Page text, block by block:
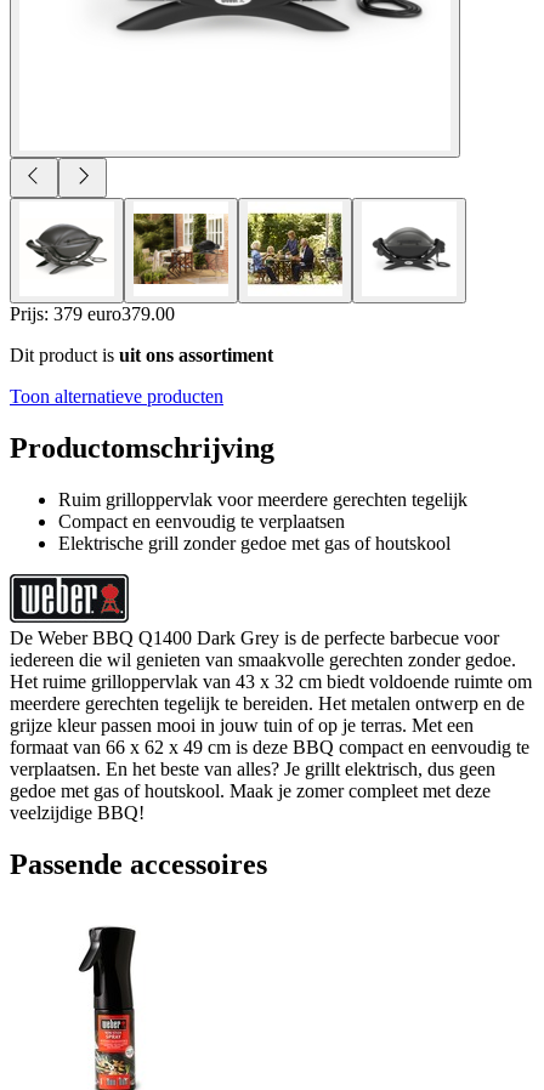
Prijs: 379 euro379.00
Dit product is uit ons assortiment
Toon alternatieve producten
Productomschrijving
Ruim grilloppervlak voor meerdere gerechten tegelijk
Compact en eenvoudig te verplaatsen
Elektrische grill zonder gedoe met gas of houtskool
De Weber BBQ Q1400 Dark Grey is de perfecte barbecue voor
iedereen die wil genieten van smaakvolle gerechten zonder gedoe.
Het ruime grilloppervlak van 43 x 32 cm biedt voldoende ruimte om
meerdere gerechten tegelijk te bereiden. Het metalen ontwerp en de
grijze kleur passen mooi in jouw tuin of op je terras. Met een
formaat van 66 x 62 x 49 cm is deze BBQ compact en eenvoudig te
verplaatsen. En het beste van alles? Je grillt elektrisch, dus geen
gedoe met gas of houtskool. Maak je zomer compleet met deze
veelzijdige BBQ!
Passende accessoires